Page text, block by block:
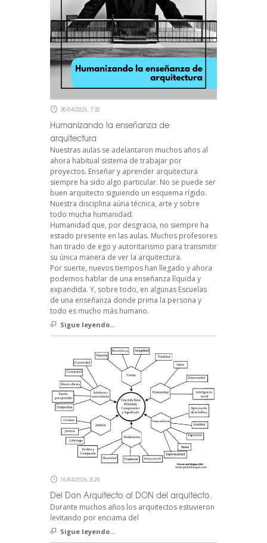
30/04/2026, 7:32
Humanizando la enseñanza de
arquitectura
Nuestras aulas se adelantaron muchos años al
ahora habitual sistema de trabajar por
proyectos. Enseñar y aprender arquitectura
siempre ha sido algo particular. No se puede ser
buen arquitecto siguiendo un esquema rígido.
Nuestra disciplina aúna técnica, arte y sobre
todo mucha humanidad.
Humanidad que, por desgracia, no siempre ha
estado presente en las aulas. Muchos profesores
han tirado de ego y autoritarismo para transmitir
su única manera de ver la arquitectura.
Por suerte, nuevos tiempos han llegado y ahora
podemos hablar de una enseñanza líquida y
expandida. Y, sobre todo, en algunas Escuelas
de una enseñanza donde prima la persona y
todo es mucho más humano.
Sigue leyendo...
16/04/2026, 8:26
Del Don Arquitecto al DON del arquitecto.
Durante muchos años los arquitectos estuvieron
levitando por enciama del
Sigue leyendo...